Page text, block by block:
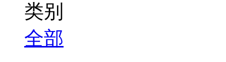
类别
全部